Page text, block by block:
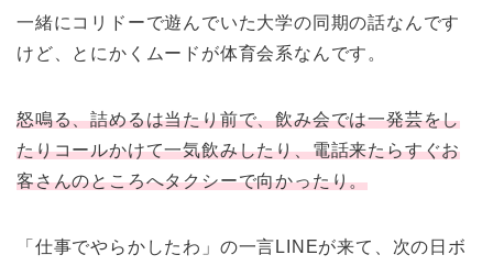
一緒にコリドーで遊んでいた大学の同期の話なんです
けど、とにかくムードが体育会系なんです。
怒鳴る、詰めるは当たり前で、飲み会では一発芸をし
たりコールかけて一気飲みしたり、電話来たらすぐお
客さんのところへタクシーで向かったり。
「仕事でやらかしたわ」の一言LINEが来て、次の日ボ